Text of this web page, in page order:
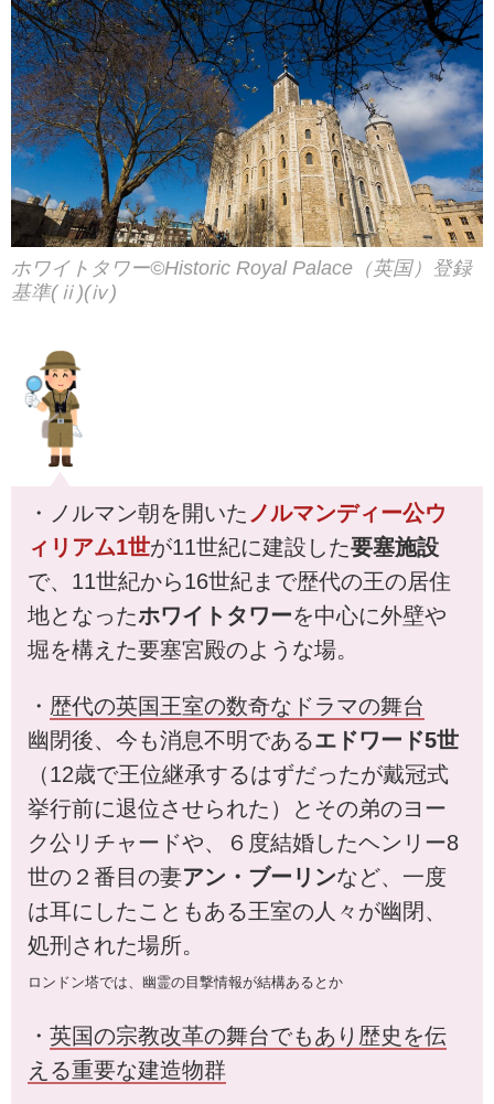
カ、カナダ、ハワイ。クラブツ
ーリズムのスタッフ、ガイド、
添乗員、旅館、ホテル、そして
観光施設の方によるブログをご
覧いただけます。旅行先から？
仕事場から？スタッフ一押しの
ツアー情報から観光地の情報を
発信いたします！
ホワイトタワー©Historic Royal Palace（英国）登録
基準(ⅱ)(ⅳ)
・ノルマン朝を開いたノルマンディー公ウ
ィリアム1世が11世紀に建設した要塞施設
で、11世紀から16世紀まで歴代の王の居住
地となったホワイトタワーを中心に外壁や
堀を構えた要塞宮殿のような場。
・ 歴代の英国王室の数奇なドラマの舞台
幽閉後、今も消息不明であるエドワード5世
（12歳で王位継承するはずだったが戴冠式
挙行前に退位させられた）とその弟のヨー
ク公リチャードや、６度結婚したヘンリー8
世の２番目の妻アン・ブーリンなど、一度
は耳にしたこともある王室の人々が幽閉、
処刑された場所。
ロンドン塔では、幽霊の目撃情報が結構あるとか
・ 英国の宗教改革の舞台でもあり歴史を伝
える重要な建造物群